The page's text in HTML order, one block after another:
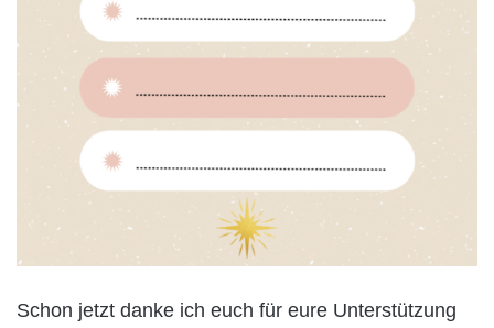
Schon jetzt danke ich euch für eure Unterstützung